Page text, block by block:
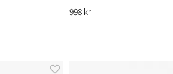
998 kr